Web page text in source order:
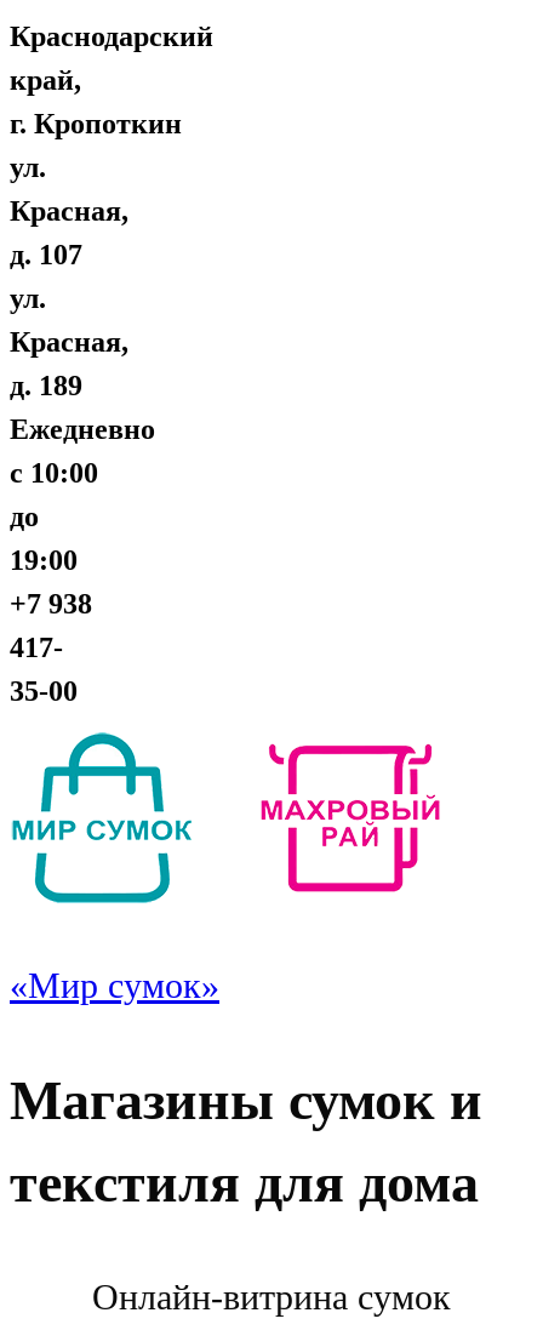
Краснодарский
край,
г. Кропоткин
ул.
Красная,
д. 107
ул.
Красная,
д. 189
Ежедневно
с 10:00
до
19:00
+7 938
417-
35-00
«Мир сумок»
Магазины сумок и
текстиля для дома
Онлайн-витрина сумок